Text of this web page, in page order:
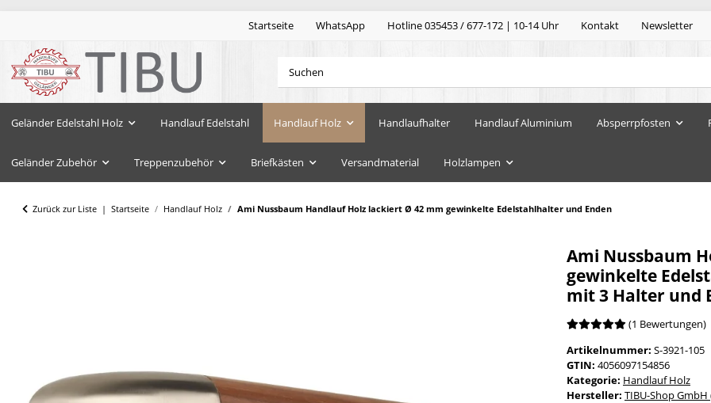
Startseite WhatsApp Hotline 035453 / 677-172 | 10-14 Uhr Kontakt Newsletter
Geländer Edelstahl Holz Handlauf Edelstahl Handlauf Holz Handlaufhalter Handlauf Aluminium Absperrpfosten
Geländer Zubehör Treppenzubehör Briefkästen Versandmaterial Holzlampen
Zurück zur Liste Startseite Handlauf Holz Ami Nussbaum Handlauf Holz lackiert Ø 42 mm gewinkelte Edelstahlhalter und Enden
Ami Nussbaum
gewinkelte
mit 3 Halter und
(1 Bewertungen)
Artikelnummer: S-3921-105
GTIN: 4056097154856
Kategorie: Handlauf Holz
Hersteller: TIBU-Shop